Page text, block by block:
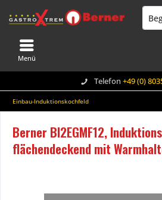
Telefon +49 (0)
Menü
Einbau-Induktionskochfeld
Berner BI2EGMF12,
flächendeckend mit